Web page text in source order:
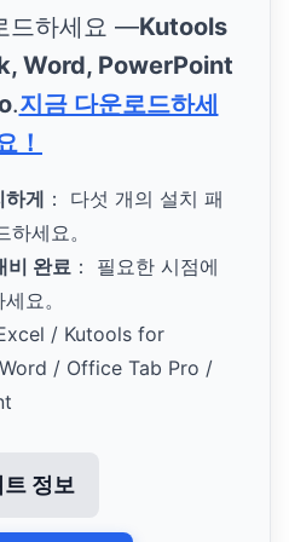
드하세요 —Kutools
Word, PowerPoint
.지금 다운로드하세
！
하게 ： 다섯 개의 설치 패
세요。
비 완료 ： 필요한 시점에
요。
/ Kutools for
/ Office Tab Pro /
정보